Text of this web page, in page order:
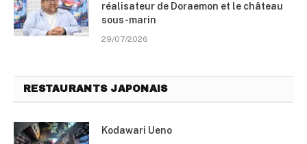
réalisateur de Doraemon et le château
sous-marin
29/07/2026
RESTAURANTS JAPONAIS
Kodawari Ueno